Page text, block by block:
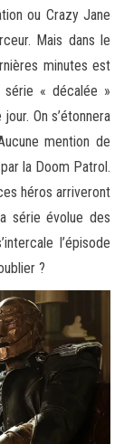
ou Crazy Jane
Mais dans le
minutes est
série « décalée »
On s’étonnera
mention de
la Doom Patrol.
héros arriveront
série évolue des
l’épisode
?